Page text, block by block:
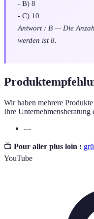
- B) 8
- C) 10
Antwort : B — Die
werden ist 8.
Wir haben mehrere
Ihre Unternehmensberatung
---
📺 Pour aller plus loin :
YouTube